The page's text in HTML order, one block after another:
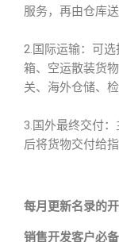
服务，再由仓库
2.国际运输：可
箱、空运散装货
关、海外仓储、
3.国外最终交付
后将货物交付给
每月更新名录的
销售开发客户必